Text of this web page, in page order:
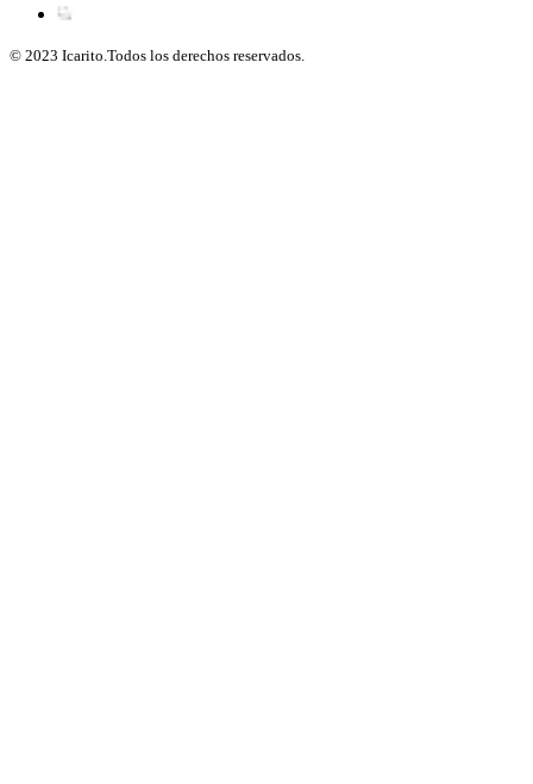
© 2023 Icarito.Todos los derechos reservados.